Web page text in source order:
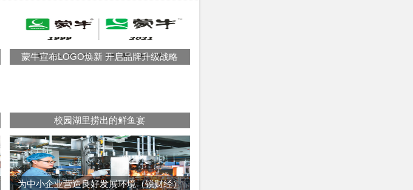
蒙牛宣布LOGO焕新 开启品牌升级战略
校园湖里捞出的鲜鱼宴
为中小企业营造良好发展环境（锐财经）